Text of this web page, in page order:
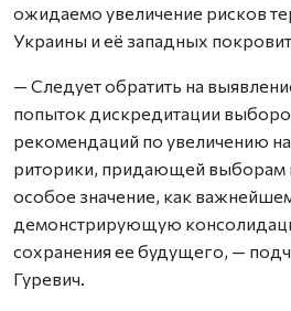
ожидаемо увеличение рисков
Украины и её западных
— Следует обратить на
попыток дискредитации
рекомендаций по увеличению
риторики, придающей выборам
особое значение, как
демонстрирующую
сохранения ее будущего, —
Гуревич.